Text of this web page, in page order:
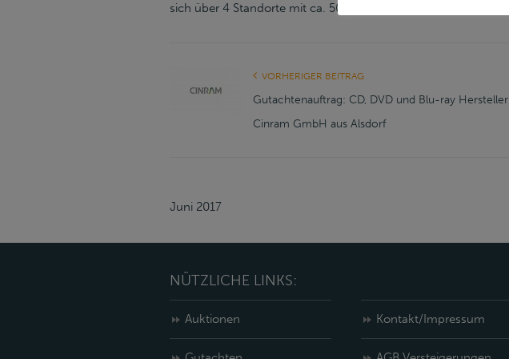
sich über 4 Standorte mit ca. 500 Mitarbeitern.
VORHERIGER BEITRAG
Gutachtenauftrag: CD, DVD und Blu-ray Hersteller
Cinram GmbH aus Alsdorf
Juni 2017
NÜTZLICHE LINKS:
Auktionen Kontakt/Impressum